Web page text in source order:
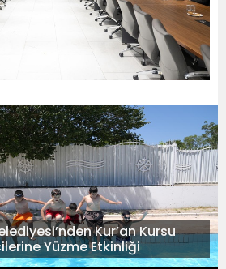
Kur’an Kursu
Yüzme Etkinliği